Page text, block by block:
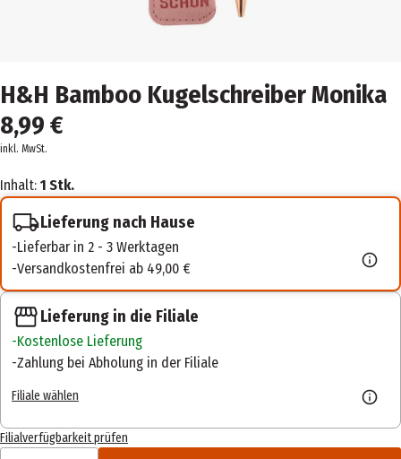
H&H Bamboo Kugelschreiber Monika
8,99 €
inkl. MwSt.
Inhalt: 1 Stk.
Lieferung nach Hause
Lieferbar in 2 - 3 Werktagen
Versandkostenfrei ab 49,00 €
Lieferung in die Filiale
Kostenlose Lieferung
Zahlung bei Abholung in der Filiale
Filiale wählen
Filialverfügbarkeit prüfen